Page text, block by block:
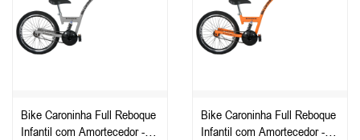
Bike Caroninha Full Reboque
Infantil com Amortecedor -
Bike Caroninha Full Reboque
Infantil com Amortecedor -